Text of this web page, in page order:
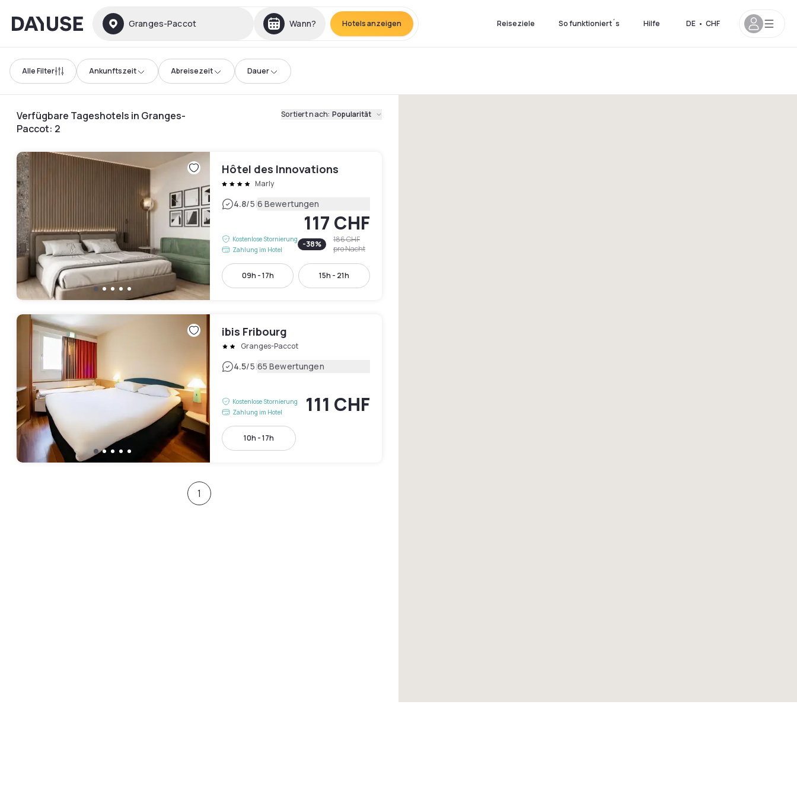
Dayuse Granges-Paccot Wann? Hotels anzeigen Reiseziele So funktioniert´s Hilfe DE • CHF
Alle Filter Ankunftszeit Abreisezeit Dauer
Verfügbare Tageshotels in Granges-
Paccot: 2
Sortiert nach: Popularität
Hôtel des Innovations
Marly
4.8/5|6 Bewertungen
Kostenlose Stornierung
Zahlung im Hotel
117 CHF
-38%
186 CHF
pro Nacht
09h - 17h 15h - 21h
ibis Fribourg
Granges-Paccot
4.5/5|65 Bewertungen
Kostenlose Stornierung
Zahlung im Hotel
111 CHF
10h - 17h
1